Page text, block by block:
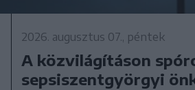
2026. augusztus 07., péntek
A közvilágításon
sepsiszentgyörgyi